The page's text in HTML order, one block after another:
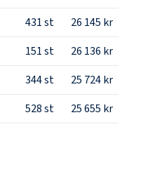
431st
26 145 kr
151st
26 136 kr
344st
25 724 kr
528st 25 655 kr